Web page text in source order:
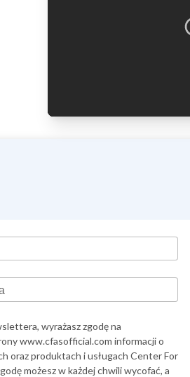
wyrażasz zgodę na
www.cfasofficial.com informacji o
oraz produktach i usługach Center For
możesz w każdej chwili wycofać, a